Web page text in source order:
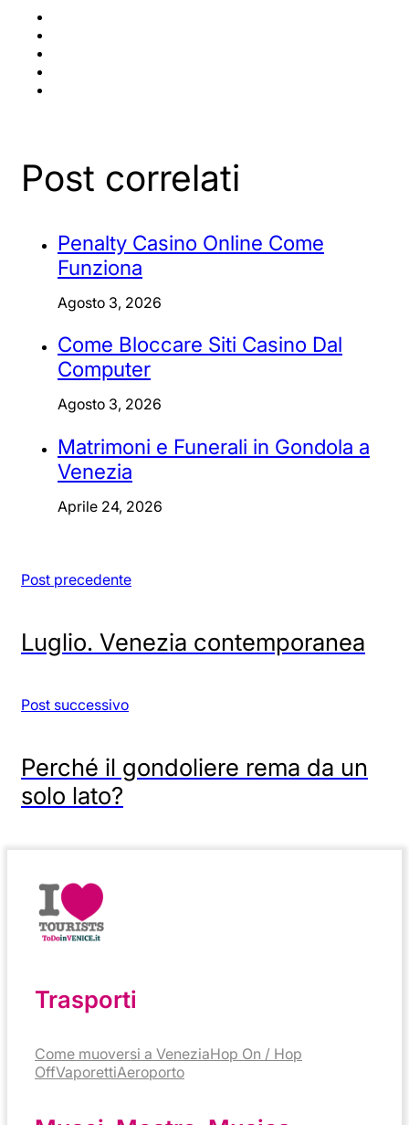
Post correlati
Penalty Casino Online Come
Funziona
Agosto 3, 2026
Come Bloccare Siti Casino Dal
Computer
Agosto 3, 2026
Matrimoni e Funerali in Gondola a
Venezia
Aprile 24, 2026
Post precedente
Luglio. Venezia contemporanea
Post successivo
Perché il gondoliere rema da un
solo lato?
Trasporti
Come muoversi a VeneziaHop On / Hop
OffVaporettiAeroporto